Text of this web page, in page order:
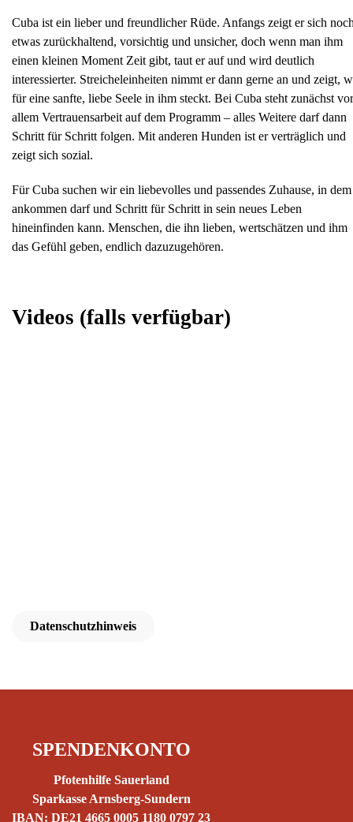
Cuba ist ein lieber und freundlicher Rüde. Anfangs zeigt er sich
etwas zurückhaltend, vorsichtig und unsicher, doch wenn man ihm
einen kleinen Moment Zeit gibt, taut er auf und wird deutlich
interessierter. Streicheleinheiten nimmt er dann gerne an und zeigt,
für eine sanfte, liebe Seele in ihm steckt. Bei Cuba steht zunächst vor
allem Vertrauensarbeit auf dem Programm – alles Weitere darf dann
Schritt für Schritt folgen. Mit anderen Hunden ist er verträglich und
zeigt sich sozial.
Für Cuba suchen wir ein liebevolles und passendes Zuhause, in
ankommen darf und Schritt für Schritt in sein neues Leben
hineinfinden kann. Menschen, die ihn lieben, wertschätzen und ihm
das Gefühl geben, endlich dazuzugehören.
Videos (falls verfügbar)
Datenschutzhinweis
SPENDENKONTO
Pfotenhilfe Sauerland
Sparkasse Arnsberg-Sundern
IBAN: DE21 4665 0005 1180 0797 23